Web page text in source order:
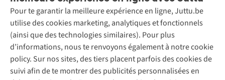
Pour te garantir la meilleure expérience en ligne, Juttu.be
utilise des cookies marketing, analytiques et fonctionnels
(ainsi que des technologies similaires). Pour plus
d’informations, nous te renvoyons également à notre cookie
policy. Sur nos sites, des tiers placent parfois des cookies de
suivi afin de te montrer des publicités personnalisées en
Service client
Questions fréquentes
Commander
Payer
10 % réduction étudiants
Nos services
Vintage - ReJUsed
Juttu